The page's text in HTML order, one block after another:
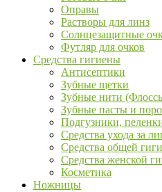
Оправы
Растворы для линз
Солнцезащитные
Футляр для очков
Средства гигиены
Антисептики
Зубные щетки
Зубные нити
Зубные пасты и
Подгузники,
Средства ухода за
Средства общей
Средства женской
Косметика
Ножницы